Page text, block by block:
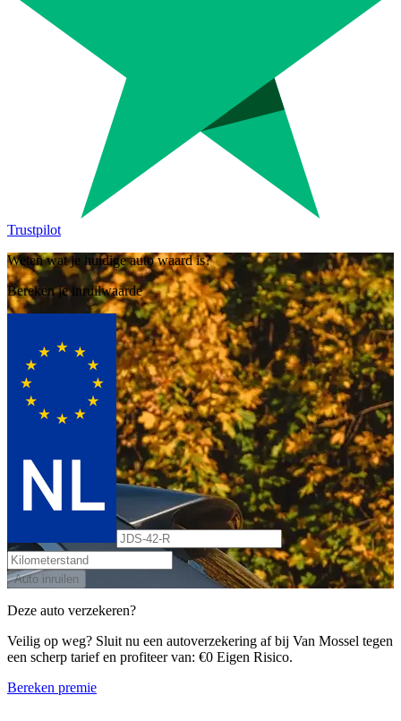
Trustpilot
Weten wat je huidige auto waard is?
Bereken je inruilwaarde
Auto inruilen
Deze auto verzekeren?
Veilig op weg? Sluit nu een autoverzekering af bij Van Mossel tegen
een scherp tarief en profiteer van: €0 Eigen Risico.
Bereken premie